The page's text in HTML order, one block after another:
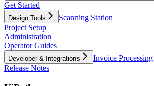
Get Started
Design Tools
Scanning Station
Project Setup
Administration
Operator Guides
Developer & Integrations
Invoice Processing
Release Notes